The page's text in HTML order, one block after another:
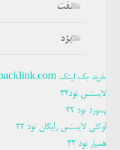
نفت
یزد
خرید بک لینک behtarinbacklink.com
لایسنس نود32
پسورد نود 32
اوکلی لایسنس رایگان نود 32
همیار نود 32